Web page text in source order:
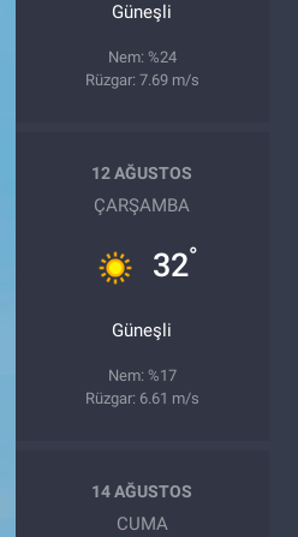
Güneşli
Nem: %24
Rüzgar: 7.69 m/s
12 AĞUSTOS
ÇARŞAMBA
32°
Güneşli
Nem: %17
Rüzgar: 6.61 m/s
14 AĞUSTOS
CUMA